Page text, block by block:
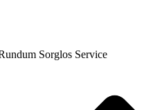
Sorglos Service